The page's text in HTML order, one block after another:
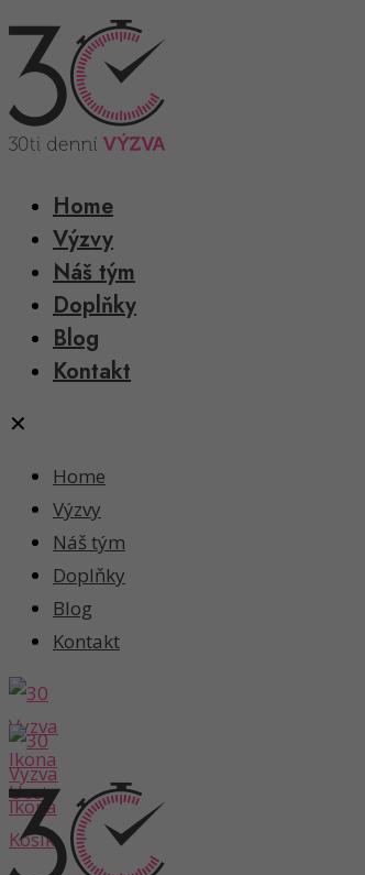
Home
Výzvy
Náš tým
Doplňky
Blog
Kontakt
✕
Home
Výzvy
Náš tým
Doplňky
Blog
Kontakt